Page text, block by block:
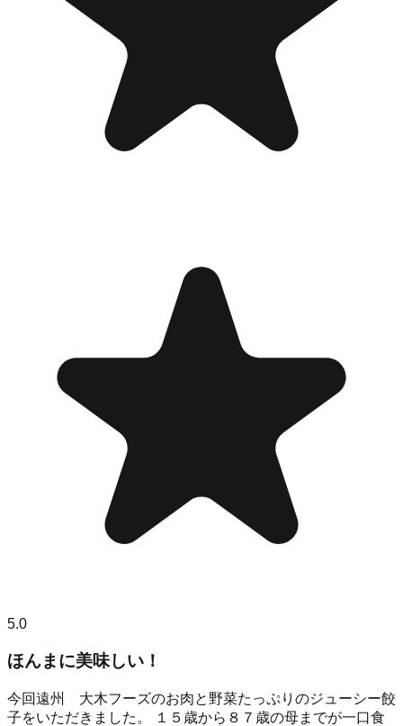
5.0
ほんまに美味しい！
今回遠州 大木フーズのお肉と野菜たっぷりのジューシー餃
子をいただきました。 １５歳から８７歳の母までが一口食